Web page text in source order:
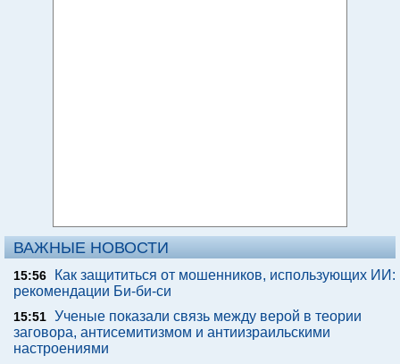
ВАЖНЫЕ НОВОСТИ
15:56
Как защититься от мошенников, использующих ИИ:
рекомендации Би-би-си
15:51 Ученые показали связь между верой в теории
заговора, антисемитизмом и антиизраильскими
настроениями